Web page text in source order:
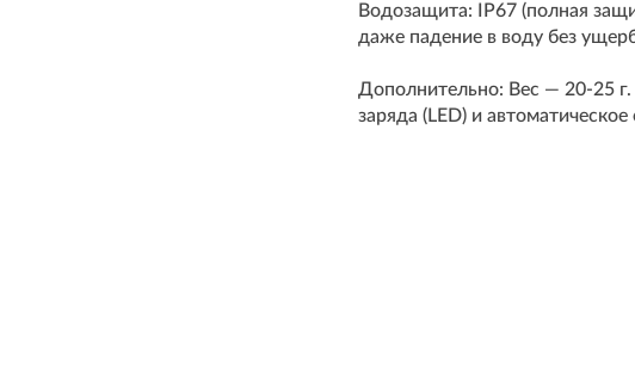
Водозащита: IP67 (полная
даже падение в воду без
Дополнительно: Вес — 20-25
заряда (LED) и